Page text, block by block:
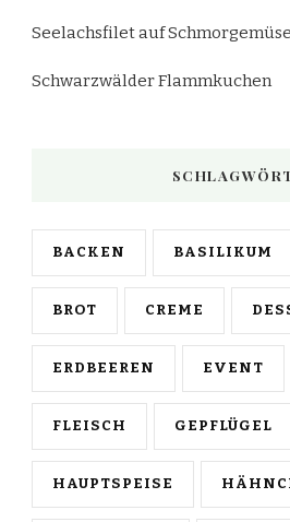
Seelachsfilet auf Schmorgemüse
Schwarzwälder Flammkuchen
BACKEN BASILIKUM
BROT CREME
ERDBEEREN EVENT
FLEISCH GEPFLÜGEL
HAUPTSPEISE